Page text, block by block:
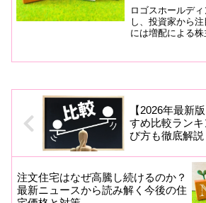
説
ロゴスホールデ
し、投資家から
には増配による
【2026年最新
すめ比較ラン
び方も徹底解説
注文住宅はなぜ高騰し続けるのか？
最新ニュースから読み解く今後の住